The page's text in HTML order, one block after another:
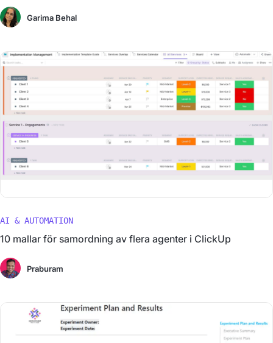
Garima Behal
AI & AUTOMATION
10 mallar för samordning av flera agenter i ClickUp
Praburam